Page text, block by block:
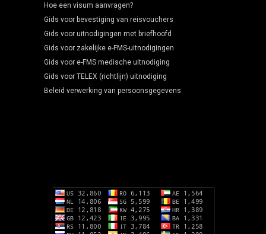
Hoe een visum aanvragen?
Gids voor bevestiging van reisvouchers
Gids voor uitnodigingen met briefhoofd
Gids voor zakelijke e-FMS-uitnodigingen
Gids voor e-FMS medische uitnodiging
Gids voor TELEX (richtlijn) uitnodiging
Beleid verwerking van persoonsgegevens